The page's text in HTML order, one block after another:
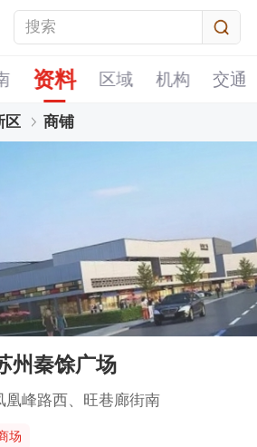
资料 区域 机构 交通
区 商铺
州秦馀广场
凰峰路西、旺巷廊街南
场